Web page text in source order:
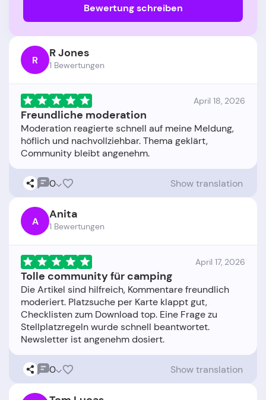
Bewertung schreiben
R R Jones
1 Bewertungen
April 18, 2026
Freundliche moderation
Moderation reagierte schnell auf meine Meldung,
höflich und nachvollziehbar. Thema geklärt,
0 Show translation
A Anita
1 Bewertungen
April 17, 2026
Tolle community für camping
Die Artikel sind hilfreich, Kommentare freundlich
moderiert. Platzsuche per Karte klappt gut,
Checklisten zum Download top. Eine Frage zu
Stellplatzregeln wurde schnell beantwortet.
0 Show translation